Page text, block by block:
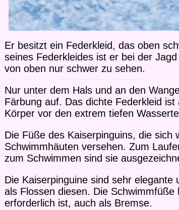
Er besitzt ein Federkleid, das oben
seines Federkleides ist er bei der
von oben nur schwer zu sehen.
Nur unter dem Hals und an den
Färbung auf. Das dichte Federkleid
Körper vor den extrem tiefen
Die Füße des Kaiserpinguins, die
Schwimmhäuten versehen. Zum
zum Schwimmen sind sie
Die Kaiserpinguine sind sehr
als Flossen diesen. Die
erforderlich ist, auch als Bremse.